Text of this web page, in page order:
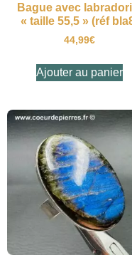
Bague avec
« taille 55,5 » (réf
44,99€
Ajouter au panier